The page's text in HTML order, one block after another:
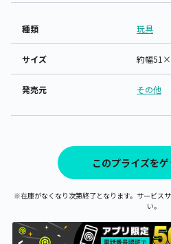
種類 玩具
サイズ 約幅
発売元 その他
このプライズを
※在庫がなくなり次第終了となります。サービス
い。